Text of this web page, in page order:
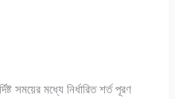
সময়ের মধ্যে নির্ধারিত শর্ত পূরণ